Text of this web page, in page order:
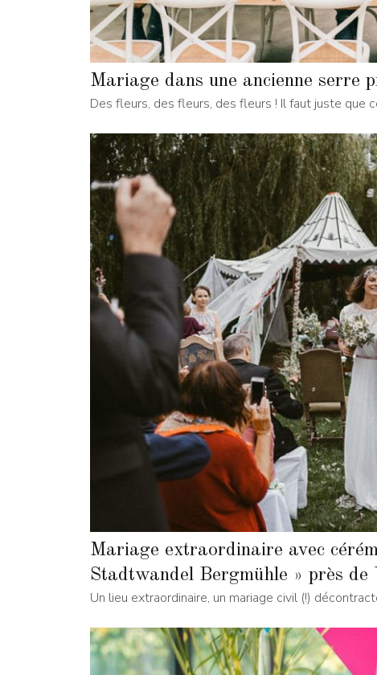
Mariage dans une ancienne serre
Des fleurs, des fleurs, des fleurs ! Il faut juste que
Mariage extraordinaire avec
Stadtwandel Bergmühle » près de
Un lieu extraordinaire, un mariage civil (!)